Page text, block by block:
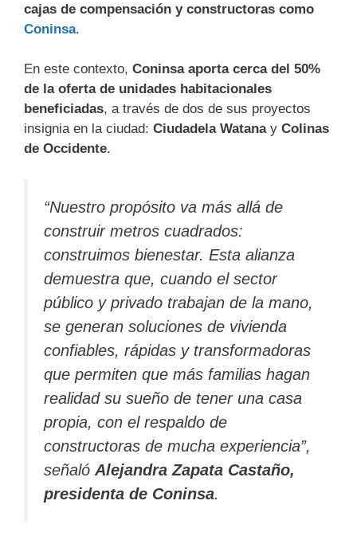
cajas de compensación y constructoras como
Coninsa.
En este contexto, Coninsa aporta cerca del 50%
de la oferta de unidades habitacionales
beneficiadas, a través de dos de sus proyectos
insignia en la ciudad: Ciudadela Watanay Colinas
de Occidente.
“Nuestro propósito va más allá de
construir metros cuadrados:
construimos bienestar. Esta alianza
demuestra que, cuando el sector
público y privado trabajan de la mano,
se generan soluciones de vivienda
confiables, rápidas y transformadoras
que permiten que más familias hagan
realidad su sueño de tener una casa
propia, con el respaldo de
constructoras de mucha experiencia”,
señaló Alejandra Zapata Castaño,
presidenta de Coninsa.